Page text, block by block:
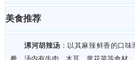
美食推荐
漯河胡辣汤 ：以其麻辣鲜香的口